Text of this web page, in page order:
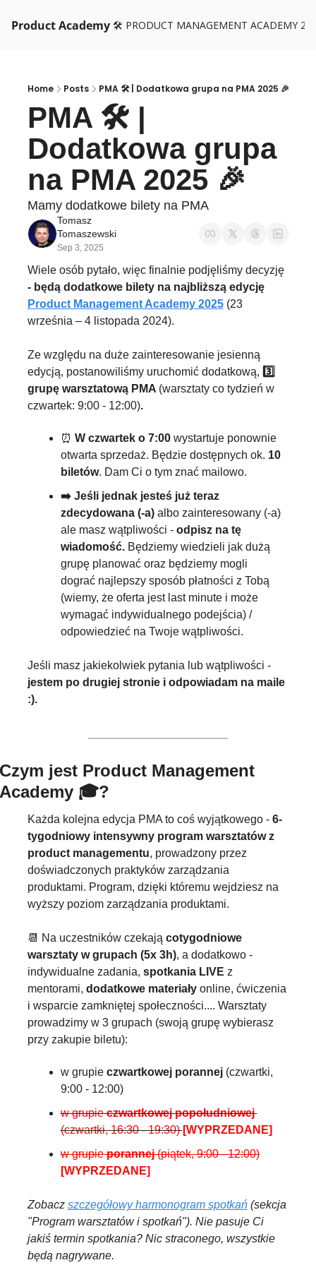
Product Academy 🛠️ PRODUCT MANAGEMENT ACADEMY 26
Home Posts PMA 🛠 | Dodatkowa grupa na PMA 2025 🎉
PMA 🛠 |
Dodatkowa grupa
na PMA 2025 🎉
Mamy dodatkowe bilety na PMA
Tomasz
Tomaszewski
Sep 3, 2025
Wiele osób pytało, więc finalnie podjęliśmy decyzję
- będą dodatkowe bilety na najbliższą edycję
Product Management Academy 2025 (23
września – 4 listopada 2024).
Ze względu na duże zainteresowanie jesienną
edycją, postanowiliśmy uruchomić dodatkową, 3️⃣
grupę warsztatową PMA (warsztaty co tydzień w
czwartek: 9:00 - 12:00).
⏰ W czwartek o 7:00 wystartuje ponownie
otwarta sprzedaż. Będzie dostępnych ok. 10
biletów. Dam Ci o tym znać mailowo.
➡️ Jeśli jednak jesteś już teraz
zdecydowana (-a) albo zainteresowany (-a)
ale masz wątpliwości - odpisz na tę
wiadomość. Będziemy wiedzieli jak dużą
grupę planować oraz będziemy mogli
dograć najlepszy sposób płatności z Tobą
(wiemy, że oferta jest last minute i może
wymagać indywidualnego podejścia) /
odpowiedzieć na Twoje wątpliwości.
Jeśli masz jakiekolwiek pytania lub wątpliwości -
jestem po drugiej stronie i odpowiadam na maile
:).
jest Product Management
🎓?
Każda kolejna edycja PMA to coś wyjątkowego - 6-
tygodniowy intensywny program warsztatów z
product managementu, prowadzony przez
doświadczonych praktyków zarządzania
produktami. Program, dzięki któremu wejdziesz na
wyższy poziom zarządzania produktami.
📆 Na uczestników czekają cotygodniowe
warsztaty w grupach (5x 3h), a dodatkowo -
indywidualne zadania, spotkania LIVE z
mentorami, dodatkowe materiały online, ćwiczenia
i wsparcie zamkniętej społeczności.... Warsztaty
prowadzimy w 3 grupach (swoją grupę wybierasz
przy zakupie biletu):
w grupie czwartkowej porannej (czwartki,
9:00 - 12:00)
w grupie czwartkowej popołudniowej
(czwartki, 16:30 - 19:30) [WYPRZEDANE]
w grupie porannej (piątek, 9:00 - 12:00)
[WYPRZEDANE]
Zobacz szczegółowy harmonogram spotkań (sekcja
"Program warsztatów i spotkań"). Nie pasuje Ci
jakiś termin spotkania? Nic straconego, wszystkie
będą nagrywane.